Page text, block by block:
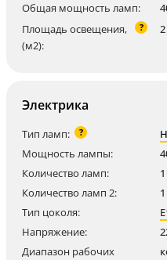
Общая мощность ламп:
Площадь освещения,
(м2):
? 2
Электрика
Тип ламп: ?
Мощность лампы:
Количество ламп:
1
Количество ламп 2:
1
Тип цоколя:
Напряжение:
Диапазон рабочих